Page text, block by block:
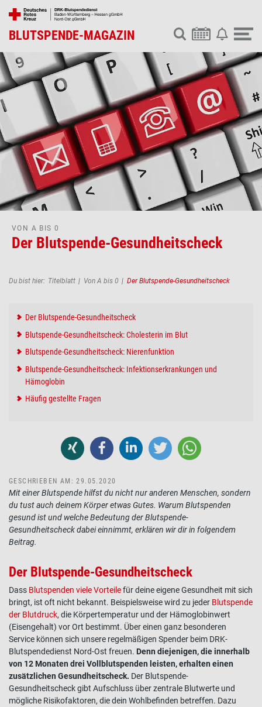
BLUTSPENDE-MAGAZIN
VON A BIS 0
Der Blutspende-Gesundheitscheck
Pfadnavigation
Du bist hier: Titelblatt Von A bis 0 Der Blutspende-Gesundheitscheck
GESCHRIEBEN AM: 29.05.2020
Mit einer Blutspende hilfst du nicht nur anderen Menschen, sondern
du tust auch deinem Körper etwas Gutes. Warum Blutspenden
gesund ist und welche Bedeutung der Blutspende-
Gesundheitscheck dabei einnimmt, erklären wir dir in folgendem
Beitrag.
Der Blutspende-Gesundheitscheck
Dass Blutspenden viele Vorteilefür deine eigene Gesundheit mit sich
bringt, ist oft nicht bekannt. Beispielsweise wird zu jeder Blutspende
der Blutdruck, die Körpertemperatur und der Hämoglobinwert
(Eisengehalt) vor Ort bestimmt. Über einen ganz besonderen
Service können sich unsere regelmäßigen Spender beim DRK-
Blutspendedienst Nord-Ost freuen. Denn diejenigen, die innerhalb
von 12 Monaten drei Vollblutspenden leisten, erhalten einen
zusätzlichen Gesundheitscheck. Der Blutspende-
Gesundheitscheck gibt Aufschluss über zentrale Blutwerte und
mögliche Risikofaktoren, die dein Wohlbefinden betreffen. Dazu
Der Blutspende-Gesundheitscheck
Blutspende-Gesundheitscheck: Cholesterin im Blut
Blutspende-Gesundheitscheck: Nierenfunktion
Blutspende-Gesundheitscheck: Infektionserkrankungen und
Hämoglobin
Häufig gestellte Fragen